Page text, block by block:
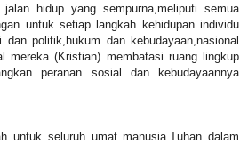
hidup yang sempurna,meliputi semua
untuk setiap langkah kehidupan individu
politik,hukum dan kebudayaan,nasional
mereka (Kristian) membatasi ruang lingkup
peranan sosial dan kebudayaannya
untuk seluruh umat manusia.Tuhan dalam